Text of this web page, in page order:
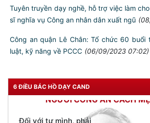
Đẩy mạnh tuyêntruyền Luật An ninh
14:53)